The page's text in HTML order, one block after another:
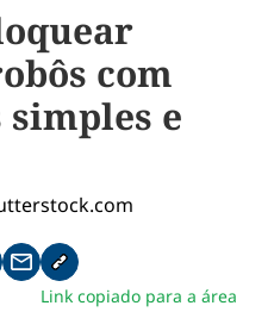
com
e
whatsapp
no facebook
no twitter
Compartilhe pelo email
Copiar link da notícia
Link copiado para a área